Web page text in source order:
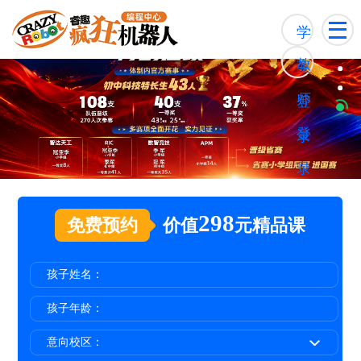
学
生
登
录
教
师
登
录
免费预约 价值298元精品课